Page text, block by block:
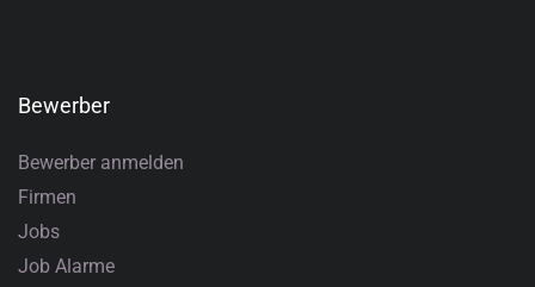
Bewerber
Bewerber anmelden
Firmen
Jobs
Job Alarme